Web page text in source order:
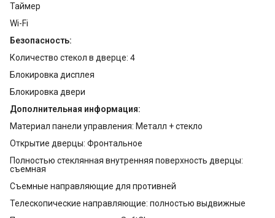
Таймер
Wi-Fi
Безопасность:
Количество стекол в дверце: 4
Блокировка дисплея
Блокировка двери
Дополнительная информация:
Материал панели управления: Металл + стекло
Открытие дверцы: Фронтальное
Полностью стеклянная внутренняя поверхность дверцы:
съемная
Съемные направляющие для противней
Телескопические направляющие: полностью выдвижные